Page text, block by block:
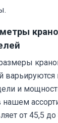
и
от 45,5